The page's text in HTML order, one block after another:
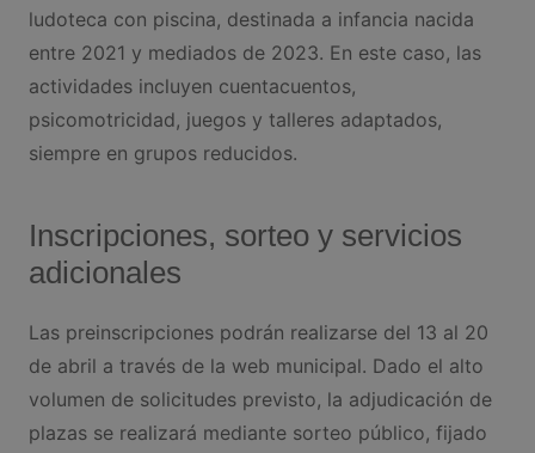
ludoteca con piscina, destinada a infancia nacida
entre 2021 y mediados de 2023. En este caso, las
actividades incluyen cuentacuentos,
psicomotricidad, juegos y talleres adaptados,
siempre en grupos reducidos.
Inscripciones, sorteo y servicios
adicionales
Las preinscripciones podrán realizarse del 13 al 20
de abril a través de la web municipal. Dado el alto
volumen de solicitudes previsto, la adjudicación de
plazas se realizará mediante sorteo público, fijado